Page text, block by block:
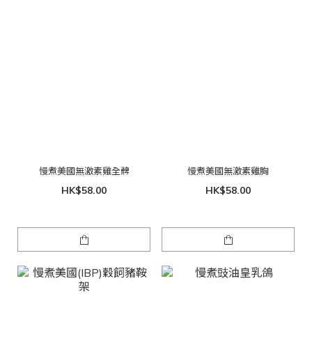
慢煮美國無激素雞全髀
HK$58.00
慢煮美國無激素雞胸
HK$58.00